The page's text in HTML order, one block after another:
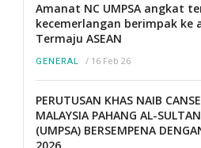
Amanat NC UMPSA angkat
kecemerlangan berimpak ke
Termaju ASEAN
GENERAL / 16 Feb 26
PERUTUSAN KHAS NAIB
MALAYSIA PAHANG AL-
(UMPSA) BERSEMPENA